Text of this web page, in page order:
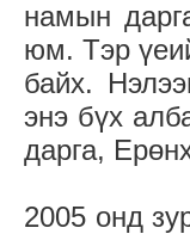
намын
юм. Тэр
байх.
энэ бүх
дарга,
2005 онд